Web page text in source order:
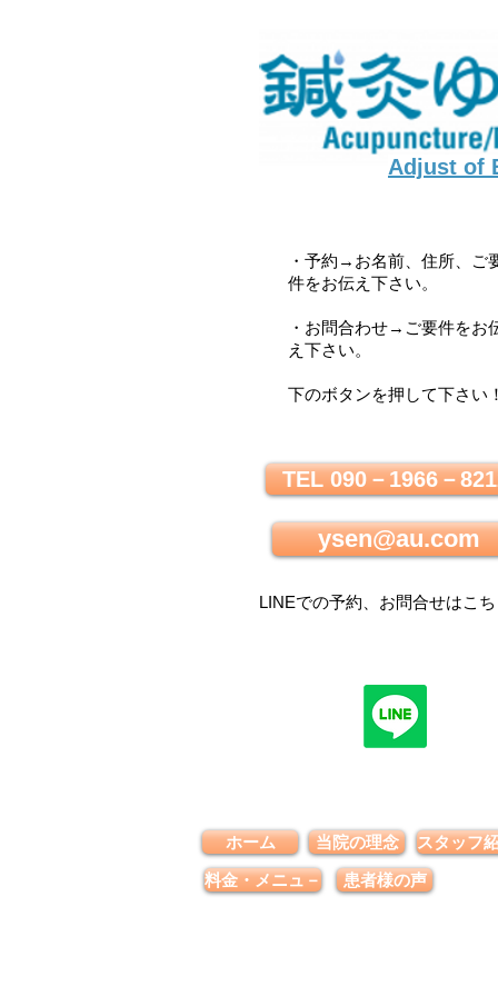
Adjust of
・予約→お名前、住所、ご
件をお伝え下さい。
・お問合わせ→ご要件をお
え下さい。
下のボタンを押して下さい
TEL 090－1966－
ysen@au.com
LINEでの予約、お問合せはこ
ホーム 当院の理念
スタッフ
料金・メニュ－
患者様の声